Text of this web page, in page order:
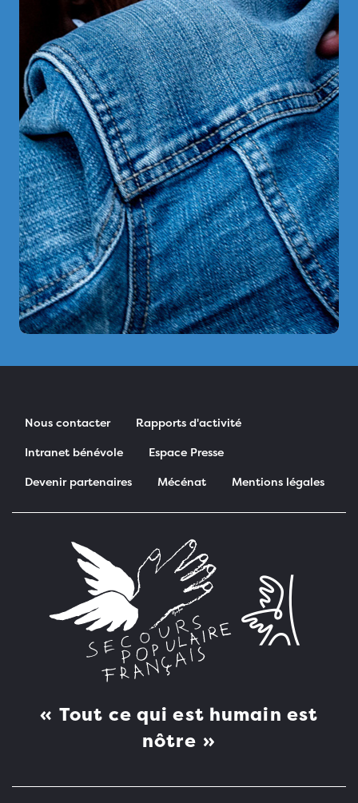
Nous contacter
Rapports d'activité
Intranet bénévole
Espace Presse
Devenir partenaires
Mécénat Mentions légales
Tout ce qui est humain est
nôtre